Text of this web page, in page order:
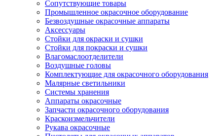
Сопутствующие товары
Промышленное окрасочное оборудование
Безвоздушные окрасочные аппараты
Аксессуары
Стойки для окраски и сушки
Стойки для покраски и сушки
Влагомаслоотделители
Воздушные головы
Комплектующие для окрасочного оборудования
Малярные светильники
Системы хранения
Аппараты окрасочные
Запчасти окрасочного оборудования
Краскоизмельчители
Рукава окрасочные